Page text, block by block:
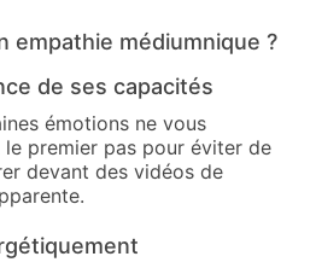
empathie médiumnique ?
de ses capacités
émotions ne vous
premier pas pour éviter de
devant des vidéos de